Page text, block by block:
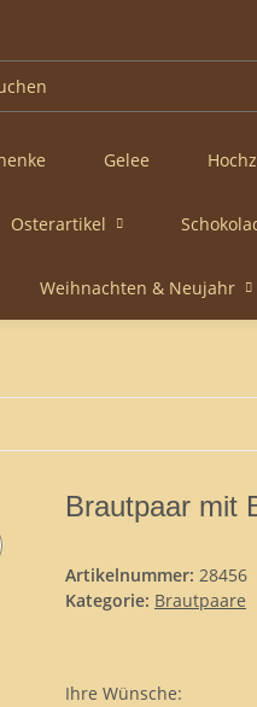
Gelee
Osterartikel
Weihnachten & Neujahr
Brautpaar mit
Artikelnummer: 28456
Kategorie: Brautpaare
Ihre Wünsche: